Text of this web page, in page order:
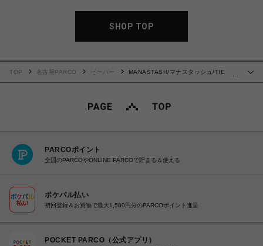
SHOP TOP
…
TOP 名古屋PARCO ビーバー
MANASTASH/マナスタッシュ/TIE
PARCOポイント
全国のPARCOやONLINE PARCOで貯まる＆使える
ポケパル払い
初回登録＆お買物で最大1,500円分のPARCOポイント進呈
POCKET PARCO（公式アプリ）